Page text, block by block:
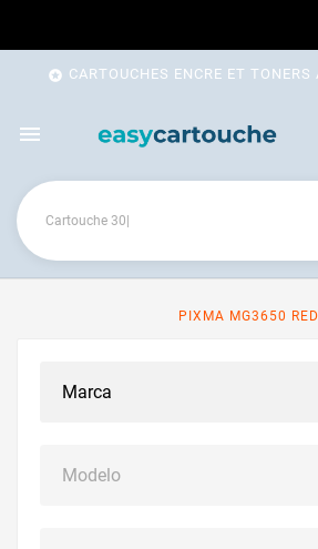
 CARTOUCHES ENCRE ET

PIXMA MG3650 RED